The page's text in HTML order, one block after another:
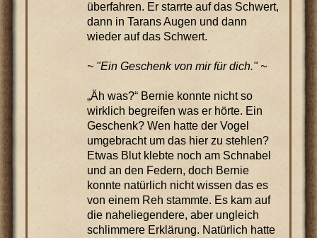
überfahren. Er starrte auf das Schwert,
dann in Tarans Augen und dann
wieder auf das Schwert.
~ "Ein Geschenk von mir für dich." ~
„Äh was?“ Bernie konnte nicht so
wirklich begreifen was er hörte. Ein
Geschenk? Wen hatte der Vogel
umgebracht um das hier zu stehlen?
Etwas Blut klebte noch am Schnabel
und an den Federn, doch Bernie
konnte natürlich nicht wissen das es
von einem Reh stammte. Es kam auf
die naheliegendere, aber ungleich
schlimmere Erklärung. Natürlich hatte